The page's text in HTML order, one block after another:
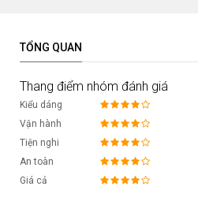
TỔNG QUAN
Thang điểm nhóm đánh giá
Kiểu dáng
Vận hành
Tiện nghi
An toàn
Giá cả